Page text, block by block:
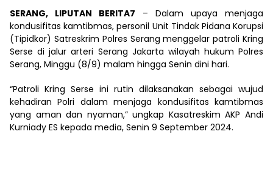
SERANG, LIPUTAN BERITA7 – Dalam upaya menjaga
kondusifitas kamtibmas, personil Unit Tindak Pidana Korupsi
(Tipidkor) Satreskrim Polres Serang menggelar patroli Kring
Serse di jalur arteri Serang Jakarta wilayah hukum Polres
Serang, Minggu (8/9) malam hingga Senin dini hari.
“Patroli Kring Serse ini rutin dilaksanakan sebagai wujud
kehadiran Polri dalam menjaga kondusifitas kamtibmas
yang aman dan nyaman,” ungkap Kasatreskim AKP Andi
Kurniady ES kepada media, Senin 9 September 2024.